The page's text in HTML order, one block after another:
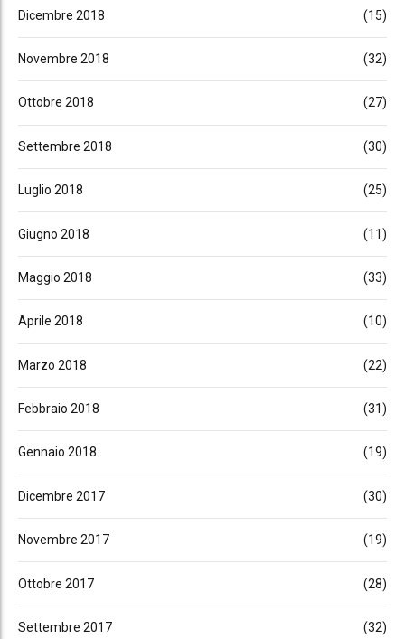
Dicembre 2018 (15)
Novembre 2018 (32)
Ottobre 2018 (27)
Settembre 2018 (30)
Luglio 2018 (25)
Giugno 2018 (11)
Maggio 2018 (33)
Aprile 2018 (10)
Marzo 2018 (22)
Febbraio 2018 (31)
Gennaio 2018 (19)
Dicembre 2017 (30)
Novembre 2017 (19)
Ottobre 2017 (28)
Settembre 2017 (32)